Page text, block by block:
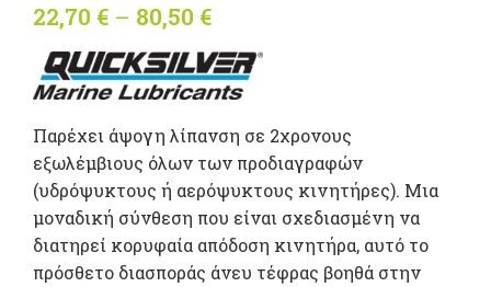
22,70 € – 80,50 €
Παρέχει άψογη λίπανση σε 2χρονους
εξωλέμβιους όλων των προδιαγραφών
(υδρόψυκτους ή αερόψυκτους κινητήρες). Μια
μοναδική σύνθεση που είναι σχεδιασμένη να
διατηρεί κορυφαία απόδοση κινητήρα, αυτό το
πρόσθετο διασποράς άνευ τέφρας βοηθά στην